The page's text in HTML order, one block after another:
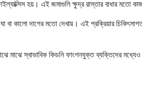
হয়। এই জমাগুলি ক্ষুদ্র রাস্তার বাধার মতো
কালো দাগের মতো দেখায়। এই প্রক্রিয়ার
মাঝে স্বাভাবিক কিডনি ফাংশনযুক্ত ব্যক্তিদের